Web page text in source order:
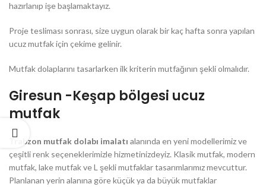
hazırlanıp işe başlamaktayız.
Proje tesliması sonrası, size uygun olarak bir kaç hafta sonra yapılan
ucuz mutfak için çekime gelinir.
Mutfak dolaplarını tasarlarken ilk kriterin mutfağının şekli olmalıdır.
Giresun -Keşap bölgesi ucuz
mutfak
Trabzon mutfak dolabı imalatı alanında en yeni modellerimiz ve
çeşitli renk seçeneklerimizle hizmetinizdeyiz. Klasik mutfak, modern
mutfak, lake mutfak ve L şekli mutfaklar tasarımlarımız mevcuttur.
Planlanan yerin alanına göre küçük ya da büyük mutfaklar